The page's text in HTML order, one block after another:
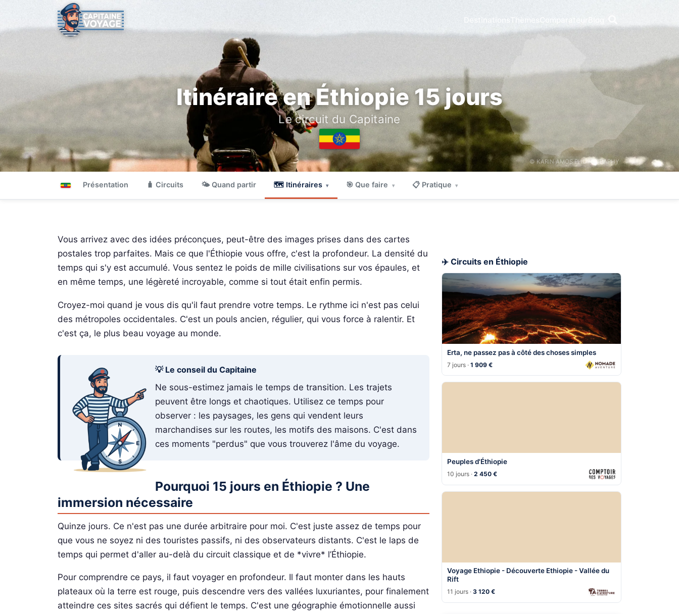
Destinations Thèmes Comparateur
Itinéraire en Éthiopie 15 jours
Le circuit du Capitaine
© KARIN AMOS PHOTOGRAPHY
Présentation 🧳 Circuits 🌤 Quand partir 🗺 Itinéraires ▾ 🎯 Que faire ▾ 📋 Pratique ▾
Vous arrivez avec des idées préconçues, peut-être des images prises dans des cartes
postales trop parfaites. Mais ce que l'Éthiopie vous offre, c'est la profondeur. La densité du
temps qui s'y est accumulé. Vous sentez le poids de mille civilisations sur vos épaules, et
en même temps, une légèreté incroyable, comme si tout était enfin permis.
Croyez-moi quand je vous dis qu'il faut prendre votre temps. Le rythme ici n'est pas celui
des métropoles occidentales. C'est un pouls ancien, régulier, qui vous force à ralentir. Et
c'est ça, le plus beau voyage au monde.
💡 Le conseil du Capitaine
Ne sous-estimez jamais le temps de transition. Les trajets
peuvent être longs et chaotiques. Utilisez ce temps pour
observer : les paysages, les gens qui vendent leurs
marchandises sur les routes, les motifs des maisons. C'est dans
ces moments "perdus" que vous trouverez l'âme du voyage.
Pourquoi 15 jours en Éthiopie ? Une
immersion nécessaire
Quinze jours. Ce n'est pas une durée arbitraire pour moi. C'est juste assez de temps pour
que vous ne soyez ni des touristes passifs, ni des observateurs distants. C'est le laps de
temps qui permet d'aller au-delà du circuit classique et de *vivre* l’Éthiopie.
Pour comprendre ce pays, il faut voyager en profondeur. Il faut monter dans les hauts
plateaux où la terre est rouge, puis descendre vers des vallées luxuriantes, pour finalement
atteindre ces sites sacrés qui défient le temps. C'est une géographie émotionnelle aussi
✈️ Circuits en Éthiopie
Erta, ne passez pas à côté des choses simples
7 jours ·1 909 €
Peuples d'Éthiopie
10 jours ·2 450 €
Voyage Ethiopie - Découverte Ethiopie - Vallée du
Rift
11 jours ·3 120 €